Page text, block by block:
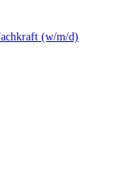
(w/m/d)